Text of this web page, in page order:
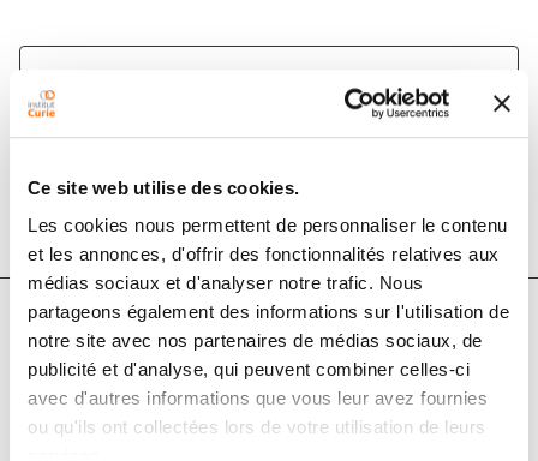
Ce site web utilise des cookies.
Les cookies nous permettent de personnaliser le contenu
et les annonces, d'offrir des fonctionnalités relatives aux
médias sociaux et d'analyser notre trafic. Nous
partageons également des informations sur l'utilisation de
notre site avec nos partenaires de médias sociaux, de
publicité et d'analyse, qui peuvent combiner celles-ci
avec d'autres informations que vous leur avez fournies
ou qu'ils ont collectées lors de votre utilisation de leurs
1 sept. 2019
The Breast Journal
DOI :10.1111/tbj.13376
Auteurs
Kay Schreuder, Judith G. Middelburg, Mieke J. Aarts,